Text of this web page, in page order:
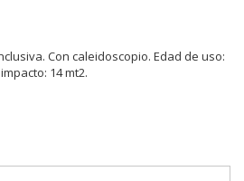
Con caleidoscopio. Edad de uso:
14 mt2.